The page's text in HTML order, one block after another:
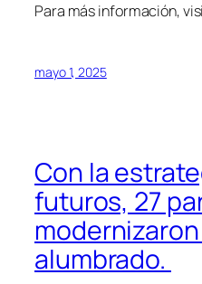
Para más información,
mayo 1, 2025
Con la
futuros, 27
alumbrado.